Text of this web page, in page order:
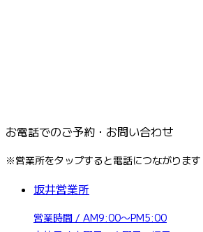
お電話でのご予約・お問い合わせ
※営業所をタップすると電話につながります
坂井営業所
営業時間 / AM9:00〜PM5:00